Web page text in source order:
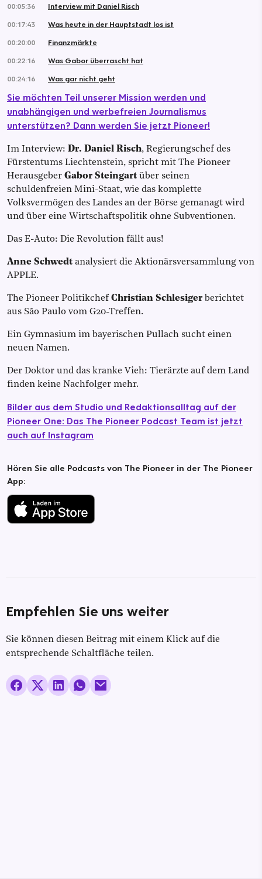
00:05:36
Interview mit Daniel Risch
00:17:43
Was heute in der Hauptstadt los ist
00:20:00
Finanzmärkte
00:22:16
Was Gabor überrascht hat
00:24:16
Was gar nicht geht
Sie möchten Teil unserer Mission werden und
unabhängigen und werbefreien Journalismus
unterstützen? Dann werden Sie jetzt Pioneer!
Im Interview: Dr. Daniel Risch, Regierungschef des
Fürstentums Liechtenstein, spricht mit The Pioneer
Herausgeber Gabor Steingart über seinen
schuldenfreien Mini-Staat, wie das komplette
Volksvermögen des Landes an der Börse gemanagt wird
und über eine Wirtschaftspolitik ohne Subventionen.
Das E-Auto: Die Revolution fällt aus!
Anne Schwedt analysiert die Aktionärsversammlung von
APPLE.
The Pioneer Politikchef Christian Schlesigerberichtet
aus São Paulo vom G20-Treffen.
Ein Gymnasium im bayerischen Pullach sucht einen
neuen Namen.
Der Doktor und das kranke Vieh: Tierärzte auf dem Land
finden keine Nachfolger mehr.
Bilder aus dem Studio und Redaktionsalltag auf der
Pioneer One: Das The Pioneer Podcast Team ist jetzt
auch auf Instagram
Hören Sie alle Podcasts von The Pioneer in der The Pioneer
App:
Empfehlen Sie uns weiter
Sie können diesen Beitrag mit einem Klick auf die
entsprechende Schaltfläche teilen.